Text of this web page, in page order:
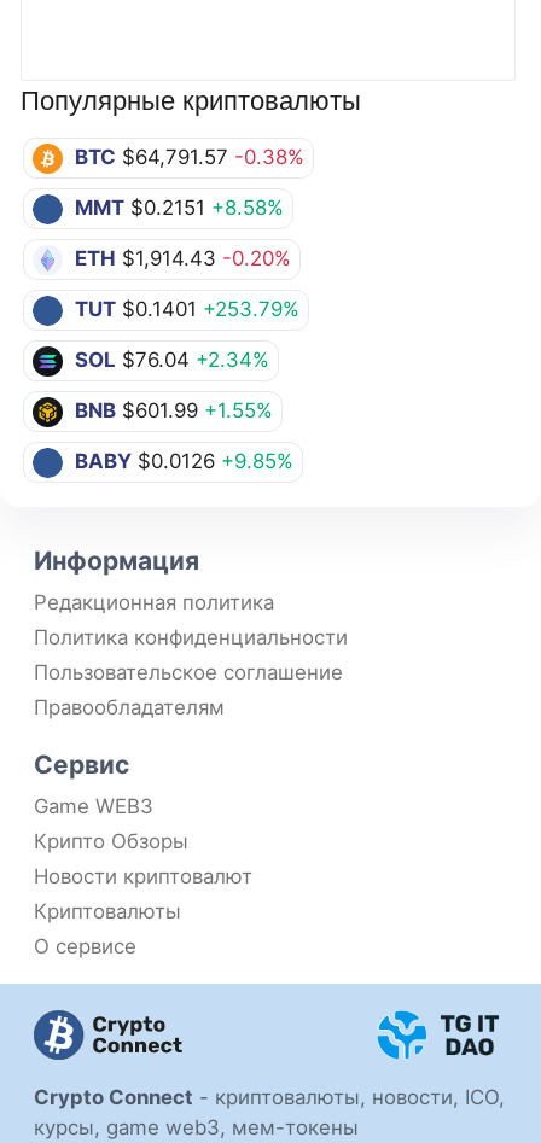
Популярные криптовалюты
BTC $64,791.57 -0.38%
MMT $0.2151 +8.58%
ETH $1,914.43 -0.20%
TUT $0.1401 +253.79%
SOL $76.04 +2.34%
BNB $601.99 +1.55%
BABY $0.0126 +9.85%
Crypto Connect - криптовалюты, новости, ICO,
курсы, game web3, мем-токены
Информация
Редакционная политика
Политика конфиденциальности
Пользовательское соглашение
Правообладателям
Сервис
Game WEB3
Крипто Обзоры
Новости криптовалют
Криптовалюты
О сервисе